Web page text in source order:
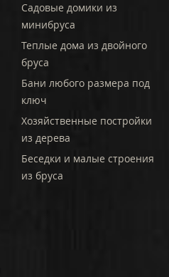
Садовые домики из
минибруса
Теплые дома из двойного
бруса
Бани любого размера под
ключ
Хозяйственные постройки
из дерева
Беседки и малые строения
из бруса